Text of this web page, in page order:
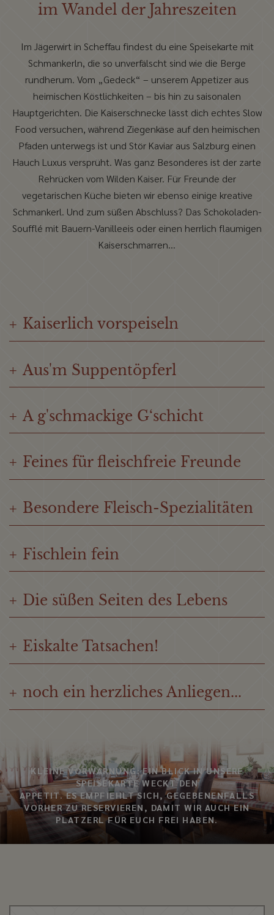
im Wandel der Jahreszeiten
Im Jägerwirt in Scheffau findest du eine Speisekarte mit
Schmankerln, die so unverfälscht sind wie die Berge
rundherum. Vom „Gedeck“ – unserem Appetizer aus
heimischen Köstlichkeiten – bis hin zu saisonalen
Hauptgerichten. Die Kaiserschnecke lässt dich echtes Slow
Food versuchen, während Ziegenkäse auf den heimischen
Pfaden unterwegs ist und Stör Kaviar aus Salzburg einen
Hauch Luxus versprüht. Was ganz Besonderes ist der zarte
Rehrücken vom Wilden Kaiser. Für Freunde der
vegetarischen Küche bieten wir ebenso einige kreative
Schmankerl. Und zum süßen Abschluss? Das Schokoladen-
Soufflé mit Bauern-Vanilleeis oder einen herrlich flaumigen
Kaiserschmarren...
+ Kaiserlich vorspeiseln
+ Aus'm Suppentöpferl
+ A g'schmackige G‘schicht
+ Feines für fleischfreie Freunde
+ Besondere Fleisch-Spezialitäten
+ Fischlein fein
+ Die süßen Seiten des Lebens
+ Eiskalte Tatsachen!
+ noch ein herzliches Anliegen...
KLEINE VORWARNUNG: EIN BLICK IN UNSERE
SPEISEKARTE WECKT DEN
APPETIT. ES EMPFIEHLT SICH, GEGEBENENFALLS
VORHER ZU RESERVIEREN, DAMIT WIR AUCH EIN
PLATZERL FÜR EUCH FREI HABEN.